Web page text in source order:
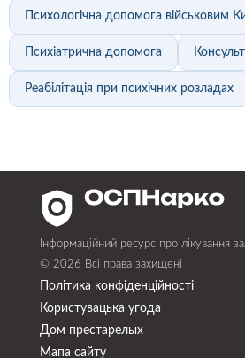
Психологічна допомога військовим
Психіатрична допомога
Реабілітація при психічних розладах
Інформаційний ресурс про лікування
© 2026 Всі права захищені
Політика конфіденційності
Користувацька угода
Дом престарелых
Мапа сайту